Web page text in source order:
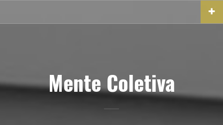
Mente Coletiva